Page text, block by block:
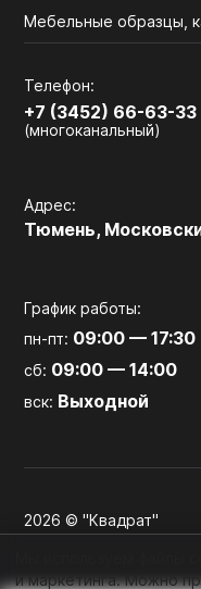
Мебельные образцы,
Телефон:
+7 (3452) 66-63-33
(многоканальный)
Адрес:
Тюмень,
График работы:
пн-пт: 09:00 — 17:30
сб: 09:00 — 14:00
вск: Выходной
2026 © "Квадрат"
и маркетинга. Можно